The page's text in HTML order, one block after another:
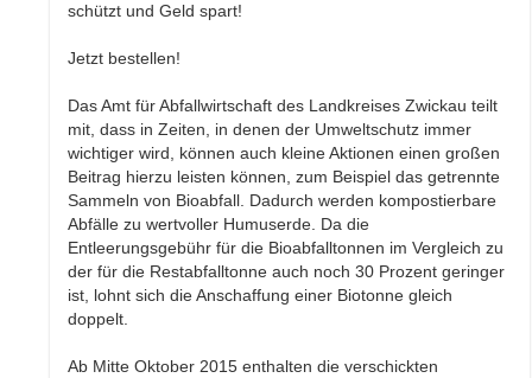
schützt und Geld spart!
Jetzt bestellen!
Das Amt für Abfallwirtschaft des Landkreises Zwickau teilt
mit, dass in Zeiten, in denen der Umweltschutz immer
wichtiger wird, können auch kleine Aktionen einen großen
Beitrag hierzu leisten können, zum Beispiel das getrennte
Sammeln von Bioabfall. Dadurch werden kompostierbare
Abfälle zu wertvoller Humuserde. Da die
Entleerungsgebühr für die Bioabfalltonnen im Vergleich zu
der für die Restabfalltonne auch noch 30 Prozent geringer
ist, lohnt sich die Anschaffung einer Biotonne gleich
doppelt.
Ab Mitte Oktober 2015 enthalten die verschickten